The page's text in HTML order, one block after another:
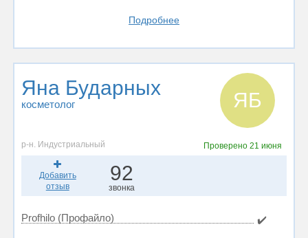
Подробнее
Яна Бударных
косметолог ЯБ
р-н. Индустриальный Проверено 21 июня
Добавить
отзыв
92
звонка
Profhilo (Профайло) ✔️